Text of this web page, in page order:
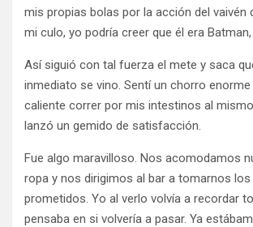
mis propias bolas por la acción del vaivén
mi culo, yo podría creer que él era
Así siguió con tal fuerza el mete y saca
inmediato se vino. Sentí un chorro enorme
caliente correr por mis intestinos al
lanzó un gemido de satisfacción.
Fue algo maravilloso. Nos acomodamos
ropa y nos dirigimos al bar a tomarnos
prometidos. Yo al verlo volvía a recordar
pensaba en si volvería a pasar. Ya